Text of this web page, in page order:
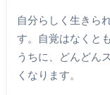
自分らしく生きら
す。自覚はなくと
うちに、どんどん
くなります。